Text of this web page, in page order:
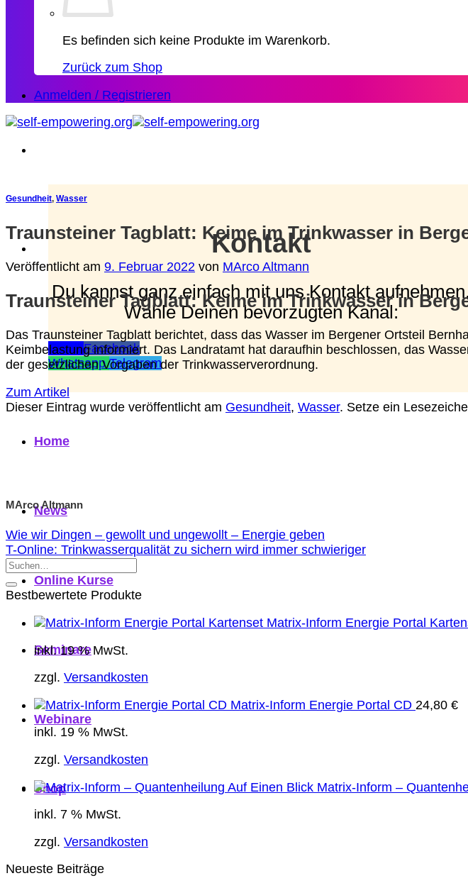
Es befinden sich keine Produkte im Warenkorb.
Zurück zum Shop
Anmelden / Registrieren
Kontakt
Du kannst ganz einfach mit uns Kontakt aufnehmen.
Wähle Deinen bevorzugten Kanal:
Email Facebook
Whatsapp Telegram
Home
News
Online Kurse
Seminare
Webinare
Shop
Gesundheit, Wasser
Traunsteiner Tagblatt: Keime im Trinkwasser in
Veröffentlicht am 9. Februar 2022 von MArco Altmann
Traunsteiner Tagblatt: Keime im Trinkwasser in
Das Traunsteiner Tagblatt berichtet, dass das Wasser im Bergener Ortsteil
Keimbelastung informiert. Das Landratamt hat daraufhin beschlossen, das
der gesetzlichen Vorgaben der Trinkwasserverordnung.
Zum Artikel
Dieser Eintrag wurde veröffentlicht am Gesundheit, Wasser. Setze ein
MArco Altmann
Wie wir Dingen – gewollt und ungewollt – Energie geben
T-Online: Trinkwasserqualität zu sichern wird immer schwieriger
Bestbewertete Produkte
Matrix-Inform Energie Portal
inkl. 19 % MwSt.
zzgl. Versandkosten
Matrix-Inform Energie Portal CD 24,80 €
inkl. 19 % MwSt.
zzgl. Versandkosten
Matrix-Inform –
inkl. 7 % MwSt.
zzgl. Versandkosten
Neueste Beiträge